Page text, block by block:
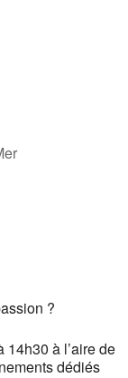
?
à l’aire de
dédiés